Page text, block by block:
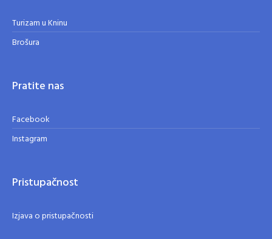
Turizam u Kninu
Brošura
Pratite nas
Facebook
Instagram
Pristupačnost
Izjava o pristupačnosti